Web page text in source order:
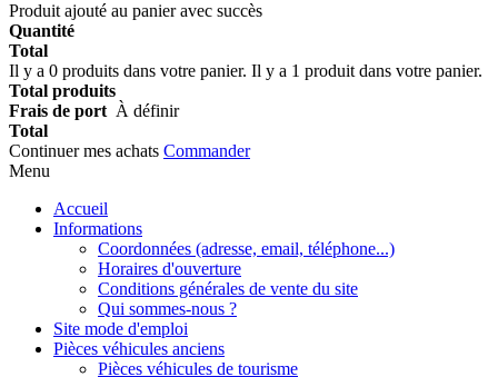
Produit ajouté au panier avec succès
Quantité
Total
Il y a 0 produits dans votre panier. Il y a 1 produit dans votre panier.
Total produits
Frais de port À définir
Total
Continuer mes achats Commander
Menu
Accueil
Informations
Coordonnées (adresse, email, téléphone...)
Horaires d'ouverture
Conditions générales de vente du site
Qui sommes-nous ?
Site mode d'emploi
Pièces véhicules anciens
Pièces véhicules de tourisme